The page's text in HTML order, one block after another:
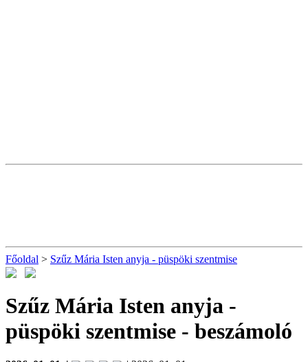
Főoldal > Szűz Mária Isten anyja - püspöki szentmise
Szűz Mária Isten anyja -
püspöki szentmise - beszámoló